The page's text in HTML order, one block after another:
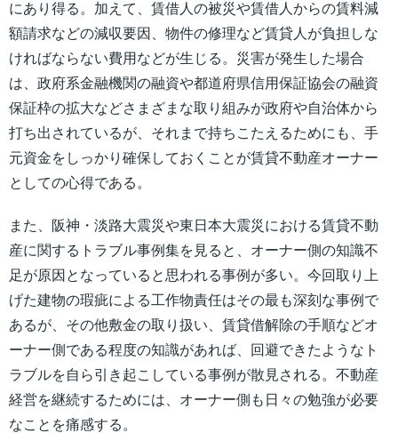
にあり得る。加えて、賃借人の被災や賃借人からの賃料減
額請求などの減収要因、物件の修理など賃貸人が負担しな
ければならない費用などが生じる。災害が発生した場合
は、政府系金融機関の融資や都道府県信用保証協会の融資
保証枠の拡大などさまざまな取り組みが政府や自治体から
打ち出されているが、それまで持ちこたえるためにも、手
元資金をしっかり確保しておくことが賃貸不動産オーナー
としての心得である。
また、阪神・淡路大震災や東日本大震災における賃貸不動
産に関するトラブル事例集を見ると、オーナー側の知識不
足が原因となっていると思われる事例が多い。今回取り上
げた建物の瑕疵による工作物責任はその最も深刻な事例で
あるが、その他敷金の取り扱い、賃貸借解除の手順などオ
ーナー側である程度の知識があれば、回避できたようなト
ラブルを自ら引き起こしている事例が散見される。不動産
経営を継続するためには、オーナー側も日々の勉強が必要
なことを痛感する。